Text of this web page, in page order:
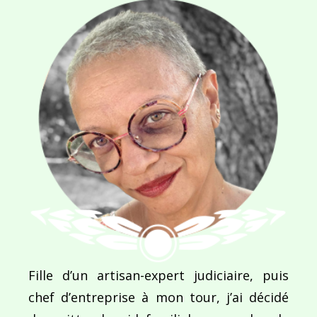
Navigation
l’article
Travailler en Nouvelle-Zélande pendant mon
Fille d’un artisan-expert judiciaire, puis
chef d’entreprise à mon tour, j’ai décidé